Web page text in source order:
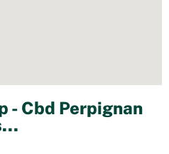
- Cbd Perpignan